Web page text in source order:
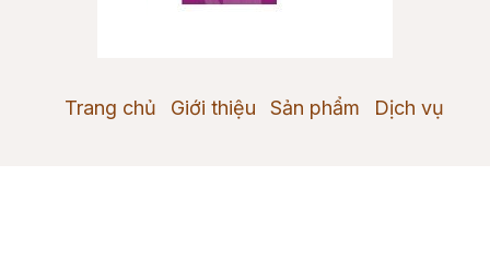
Trang chủ Giới thiệu Sản phẩm Dịch vụ